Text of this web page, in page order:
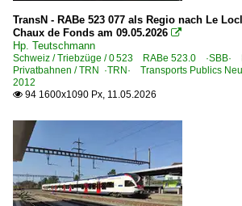
TransN - RABe 523 077 als Regio nach Le
Chaux de Fonds am 09.05.2026 
Hp. Teutschmann
Schweiz / Triebzüge / 0 523 RABe 523.0 ·SBB·
Privatbahnen / TRN ·TRN· Transports Publics
2012
 94 1600x1090 Px, 11.05.2026